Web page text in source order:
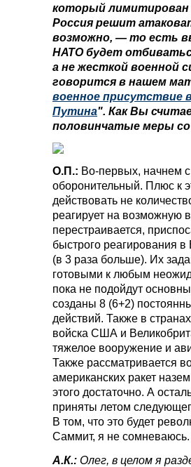
который лимитирован
Россия решит
возможно, — то есть
НАТО будет
а не жесткой военной
говорится в нашем
военное присутствие
Путина". Как Вы
половинчатые меры
О.П.: Во-первых, начнем
оборонительный. Плюс к
действовать не
реагирует на возможную
перестраивается,
быстрого реагирования
(в 3 раза больше). Их
готовыми к любым
пока не подойдут
созданы 8 (6+2)
действий. Также в
войска США и
тяжелое вооружение и
Также рассматривается
американских ракет
этого достаточно. А
приняты летом
В том, что это будет
Саммит, я не сомневаюсь.
А.К.: Олег, в целом я